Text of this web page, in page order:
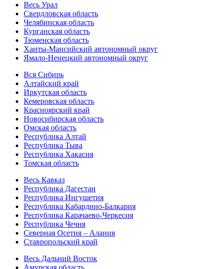
Весь Урал
Свердловская область
Челябинская область
Курганская область
Тюменская область
Ханты-Мансийский автономный округ
Ямало-Ненецкий автономный округ
Вся Сибирь
Алтайский край
Иркутская область
Кемеровская область
Красноярский край
Новосибирская область
Омская область
Республика Алтай
Республика Тыва
Республика Хакасия
Томская область
Весь Кавказ
Республика Дагестан
Республика Ингушетия
Республика Кабардино-Балкария
Республика Карачаево-Черкесия
Республика Чечня
Северная Осетия – Алания
Ставропольский край
Весь Дальний Восток
Амурская область